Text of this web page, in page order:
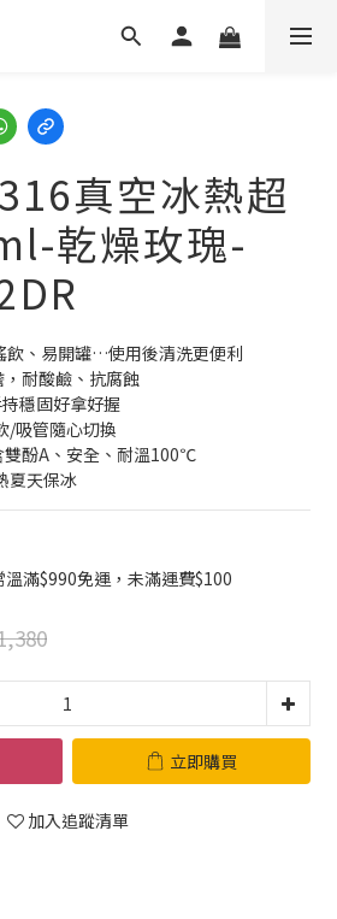
真空冰熱超
乾燥玫瑰-
飲、易開罐…使用後清洗更便利
耐酸鹼、抗腐蝕
穩固好拿好握
/吸管隨心切換
酚A、安全、耐溫100℃
夏天保冰
滿$990免運，未滿運費$100
立即購買
加入追蹤清單